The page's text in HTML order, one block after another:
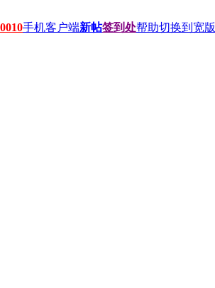
手机客户端新帖签到处帮助切换到宽版